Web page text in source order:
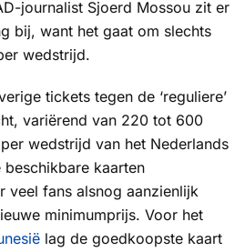
journalist Sjoerd Mossou zit er
bij, want het gaat om slechts
wedstrijd.
tickets tegen de ‘reguliere’
variërend van 220 tot 600
wedstrijd van het Nederlands
kaarten
veel fans alsnog aanzienlijk
minimumprijs. Voor het
lag de goedkoopste kaart